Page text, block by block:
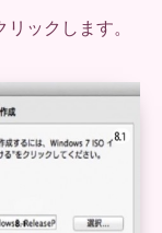
ックします。